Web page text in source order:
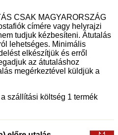
CSAK MAGYARORSZÁG
címére vagy helyrajzi
tudjuk kézbesíteni. Átutalás
lehetséges. Minimális
elkészítjük és erről
az átutaláshoz
megérkeztével küldjük a
a szállítási költség 1 termék